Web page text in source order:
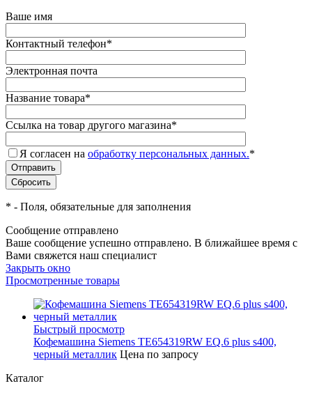
Ваше имя
Контактный телефон*
Электронная почта
Название товара*
Ссылка на товар другого магазина*
Я согласен на обработку персональных данных.*
* - Поля, обязательные для заполнения
Сообщение отправлено
Ваше сообщение успешно отправлено. В ближайшее время с
Вами свяжется наш специалист
Закрыть окно
Просмотренные товары
Быстрый просмотр
Кофемашина Siemens TE654319RW EQ.6 plus s400,
черный металлик Цена по запросу
Каталог